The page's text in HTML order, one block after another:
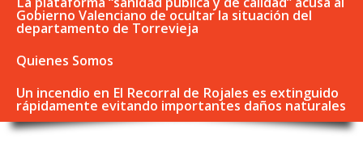
Gobierno Valenciano de ocultar la situación del
departamento de Torrevieja
Quienes Somos
Un incendio en El Recorral de Rojales es extinguido
rápidamente evitando importantes daños naturales